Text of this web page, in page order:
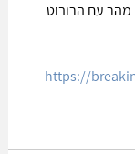
מהר עם הרובוט
https://